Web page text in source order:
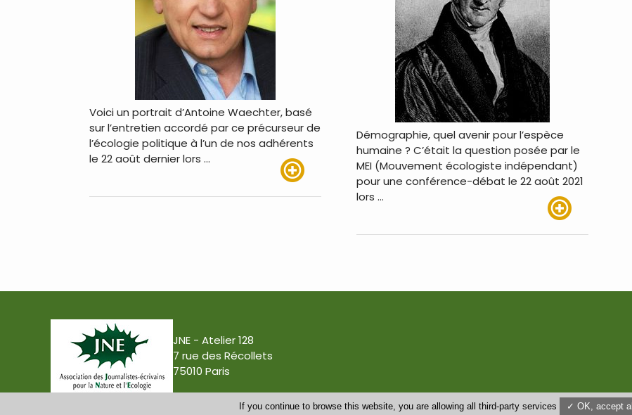
Voici un portrait d’Antoine Waechter, basé
sur l’entretien accordé par ce précurseur de
l’écologie politique à l’un de nos adhérents
le 22 août dernier lors …
Démographie, quel avenir pour l’espèce
humaine ? C’était la question posée par le
MEI (Mouvement écologiste indépendant)
pour une conférence-débat le 22 août 2021
lors …
JNE - Atelier 128
7 rue des Récollets
75010 Paris
If you continue to browse this website, you are allowing all third-party services ✓ OK, accept all